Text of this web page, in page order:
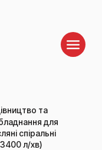
та
для
спіральні
л/хв)